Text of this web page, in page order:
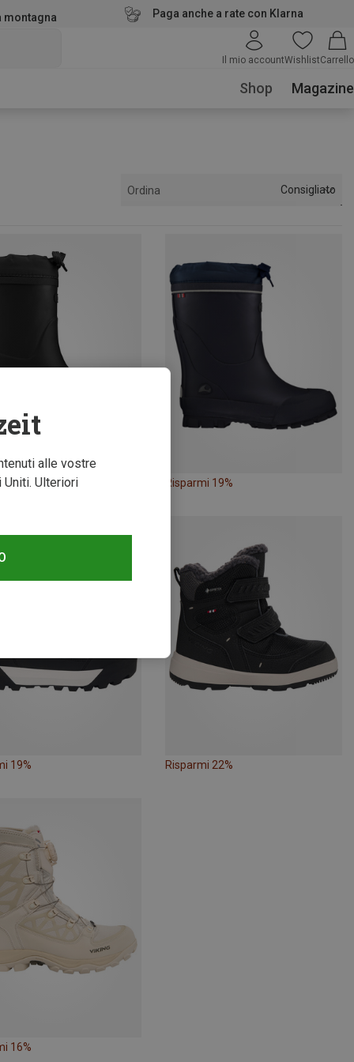
montagna Paga anche a rate con Klarna
Il mio accountWishlistCarrello
Shop Magazine
Ordina Consigliato
19% Risparmi 19%
19% Risparmi 22%
16%
alle vostre
Ulteriori